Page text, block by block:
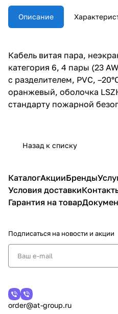
Описание
Кабель витая пара,
категория 6, 4 пары (23
с разделителем, PVC,
оранжевый, оболочка
стандарту пожарной
Назад к списку
КаталогАкцииБренды
Условия доставки
Гарантия на товар
Подписаться на новости и акции
order@at-group.ru